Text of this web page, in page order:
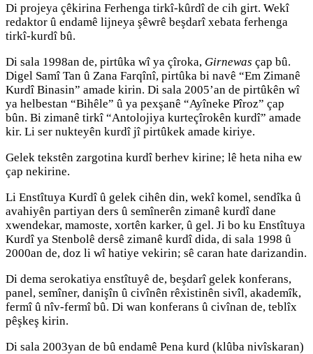
Di projeya çêkirina Ferhenga tirkî-kûrdî de cih girt. Wekî
redaktor û endamê lijneya şêwrê beşdarî xebata ferhenga
tirkî-kurdî bû.
Di sala 1998an de, pirtûka wî ya çîroka, Girnewas çap bû.
Digel Samî Tan û Zana Farqînî, pirtûka bi navê “Em Zimanê
Kurdî Binasin” amade kirin. Di sala 2005’an de pirtûkên wî
ya helbestan “Bihêle” û ya pexşanê “Ayîneke Pîroz” çap
bûn. Bi zimanê tirkî “Antolojiya kurteçîrokên kurdî” amade
kir. Li ser nukteyên kurdî jî pirtûkek amade kiriye.
Gelek tekstên zargotina kurdî berhev kirine; lê heta niha ew
çap nekirine.
Li Enstîtuya Kurdî û gelek cihên din, wekî komel, sendîka û
avahiyên partiyan ders û semînerên zimanê kurdî dane
xwendekar, mamoste, xortên karker, û gel. Ji bo ku Enstîtuya
Kurdî ya Stenbolê dersê zimanê kurdî dida, di sala 1998 û
2000an de, doz li wî hatiye vekirin; sê caran hate darizandin.
Di dema serokatiya enstîtuyê de, beşdarî gelek konferans,
panel, semîner, danişîn û civînên rêxistinên sivîl, akademîk,
fermî û nîv-fermî bû. Di wan konferans û civînan de, teblîx
pêşkeş kirin.
Di sala 2003yan de bû endamê Pena kurd (klûba nivîskaran)